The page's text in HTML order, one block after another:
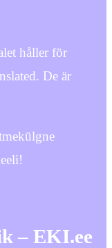
håller för
De är
– EKI.ee